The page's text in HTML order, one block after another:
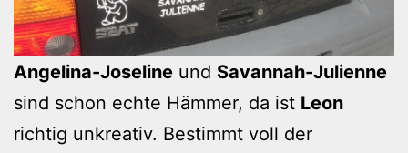
Angelina-Joseline und Savannah-Julienne
sind schon echte Hämmer, da ist Leon
richtig unkreativ. Bestimmt voll der